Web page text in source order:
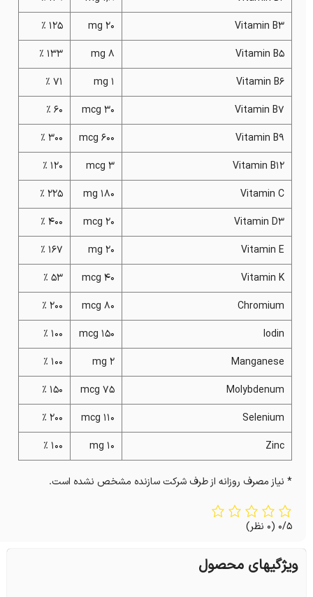
Vitamin B3
20 mg
125 %
Vitamin B5
8 mg
133 %
Vitamin B6
1 mg
71 %
Vitamin B7
30 mcg
60 %
Vitamin B9
600 mcg
300 %
Vitamin B12
3 mcg
120 %
Vitamin C
180 mg
225 %
Vitamin D3
20 mcg
400 %
Vitamin E
20 mg
167 %
Vitamin K
40 mcg
53 %
Chromium
80 mcg
200 %
lodin
150 mcg
100 %
Manganese
2 mg
100 %
Molybdenum
75 mcg
150 %
Selenium
110 mcg
200 %
Zinc
10 mg
100 %
* نیاز مصرف روزانه از طرف شرکت سازنده مشخص نشده است.
0/5 (0 نظر)
ویژگیهای محصول